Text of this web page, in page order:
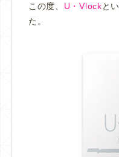
この度、 U・Vlockと
た。